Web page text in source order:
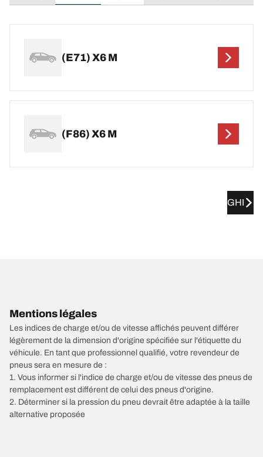
(E71) X6 M
(F86) X6 M
GHI
Mentions légales
Les indices de charge et/ou de vitesse affichés peuvent différer
légèrement de la dimension d'origine spécifiée sur l'étiquette du
véhicule. En tant que professionnel qualifié, votre revendeur de
pneus sera en mesure de :
1. Vous informer si l'indice de charge et/ou de vitesse des pneus de
remplacement est différent de celui des pneus d'origine.
2. Déterminer si la pression du pneu devrait être adaptée à la taille
alternative proposée